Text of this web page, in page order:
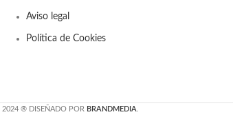
Aviso legal
Política de Cookies
2024 ® DISEÑADO POR BRANDMEDIA